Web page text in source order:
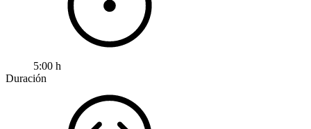
5:00 h
Duración